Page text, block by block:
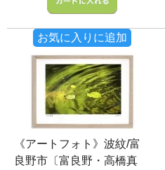
お気に入りに追加
《アートフォト》波紋/富
良野市〔富良野・高橋真